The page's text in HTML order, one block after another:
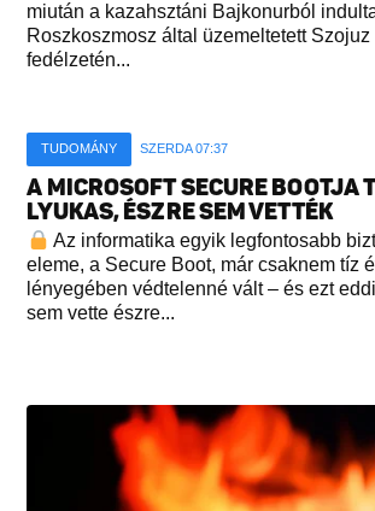
miután a kazahsztáni Bajkonurból
Roszkoszmosz által üzemeltetett Szojuz
fedélzetén...
TUDOMÁNY SZERDA 07:37
A MICROSOFT SECURE BOOTJA
LYUKAS, ÉSZRE SEM VETTÉK
Az informatika egyik legfontosabb
eleme, a Secure Boot, már csaknem tíz
lényegében védtelenné vált – és ezt
sem vette észre...